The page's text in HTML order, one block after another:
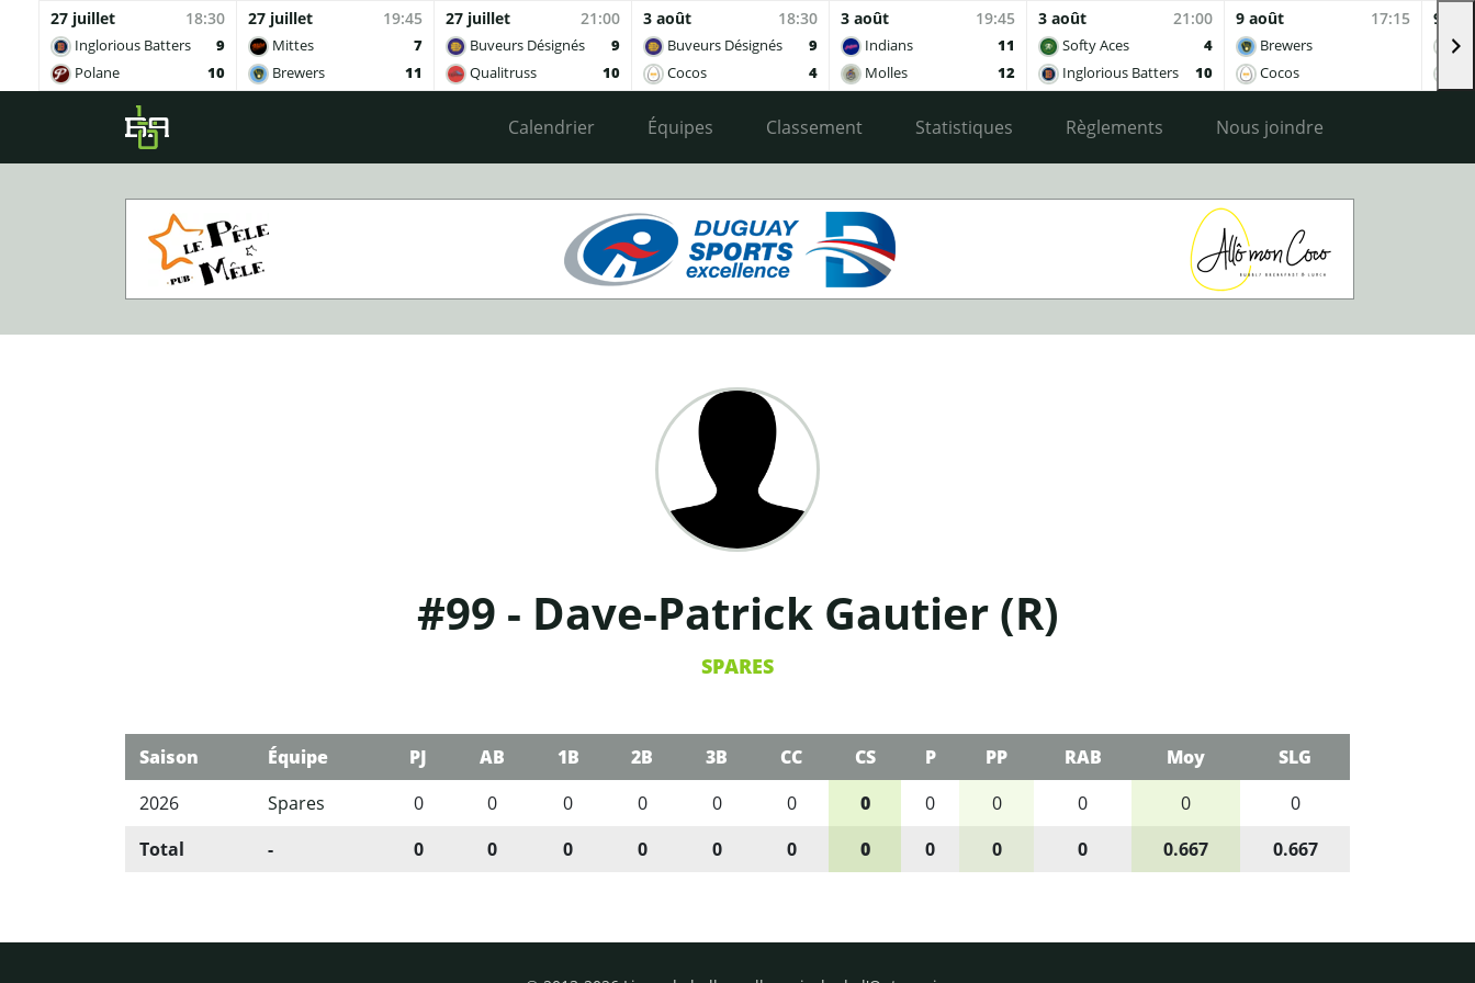
27 juillet 18:30
Inglorious Batters
9
Polane
10
27 juillet 19:45
Mittes
7
Brewers
11
27 juillet 21:00
Buveurs Désignés
9
Qualitruss
10
3 août 18:30
Buveurs Désignés
9
Cocos
4
3 août 19:45
Indians
11
Molles
12
3 août 21:00
Softy Aces
4
Inglorious Batters
10
9 août 17:15
Brewers
Cocos
9
Skip to main content
Calendrier
Équipes Classement Statistiques Règlements Nous joindre
#99 - Dave-Patrick Gautier (R)
SPARES
Saison Équipe PJ AB 1B 2B 3B CC CS P PP RAB Moy
SLG
2026
Spares 0 0 0 0 0 0 0 0 0 0 0
0
Total
- 0 0 0 0 0 0 0 0 0 0 0.667 0.667